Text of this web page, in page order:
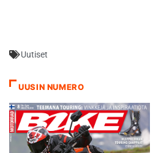
harjoituksessa, jossa hän
tehdastiimin pyörällä
ajaneen Jorge Lorenzon
kylmästi 0,729 sekunnilla.
Espargaro otti täyden
hyödyn…
Uutiset
UUSIN NUMERO